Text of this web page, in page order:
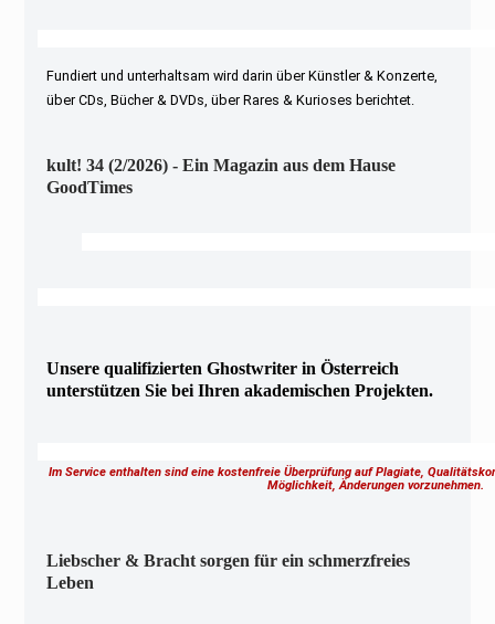
Fundiert und unterhaltsam wird darin über Künstler & Konzerte,
über CDs, Bücher & DVDs, über Rares & Kurioses berichtet.
kult! 34 (2/2026) - Ein Magazin aus dem Hause
GoodTimes
Unsere qualifizierten Ghostwriter in Österreich
unterstützen Sie bei Ihren akademischen Projekten.
Im Service enthalten sind eine kostenfreie Überprüfung auf Plagiate,
Möglichkeit, Änderungen vorzunehmen.
Liebscher & Bracht sorgen für ein schmerzfreies
Leben